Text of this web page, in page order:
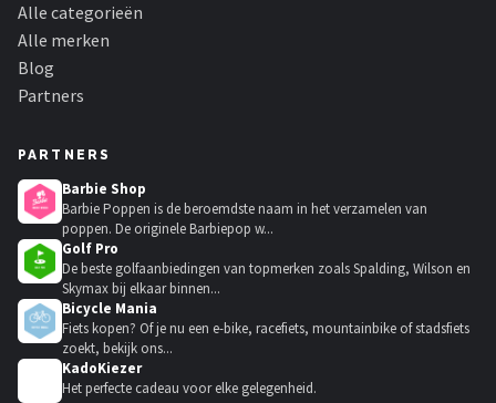
Alle categorieën
Alle merken
Blog
Partners
PARTNERS
Barbie Shop
Barbie Poppen is de beroemdste naam in het verzamelen van
poppen. De originele Barbiepop w...
Golf Pro
De beste golfaanbiedingen van topmerken zoals Spalding, Wilson en
Skymax bij elkaar binnen...
Bicycle Mania
Fiets kopen? Of je nu een e-bike, racefiets, mountainbike of stadsfiets
zoekt, bekijk ons...
KadoKiezer
Het perfecte cadeau voor elke gelegenheid.